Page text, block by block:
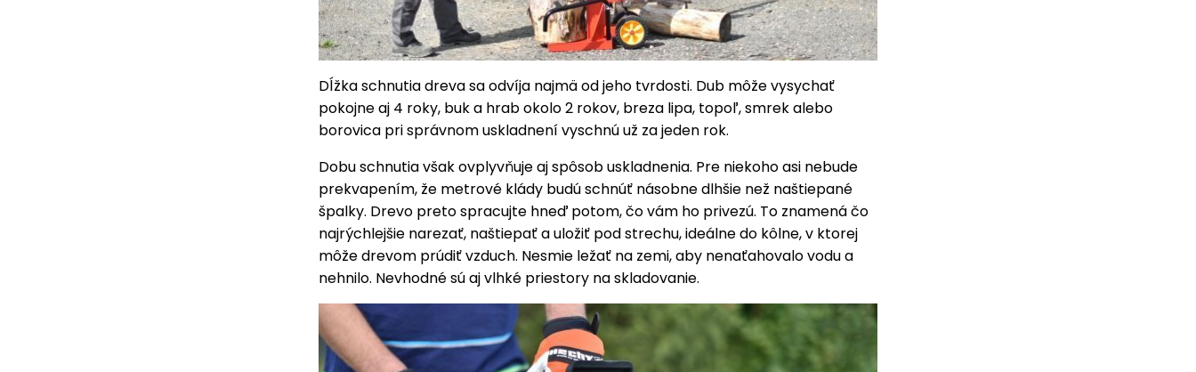
Dĺžka schnutia dreva sa odvíja najmä od jeho tvrdosti. Dub môže vysychať
pokojne aj 4 roky, buk a hrab okolo 2 rokov, breza lipa, topoľ, smrek alebo
borovica pri správnom uskladnení vyschnú už za jeden rok.
Dobu schnutia však ovplyvňuje aj spôsob uskladnenia. Pre niekoho asi nebude
prekvapením, že metrové klády budú schnúť násobne dlhšie než naštiepané
špalky. Drevo preto spracujte hneď potom, čo vám ho privezú. To znamená čo
najrýchlejšie narezať, naštiepať a uložiť pod strechu, ideálne do kôlne, v ktorej
môže drevom prúdiť vzduch. Nesmie ležať na zemi, aby nenaťahovalo vodu a
nehnilo. Nevhodné sú aj vlhké priestory na skladovanie.